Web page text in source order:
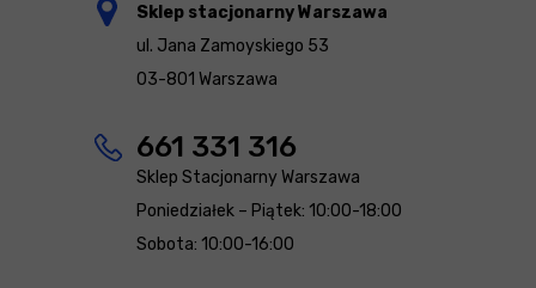
Sklep stacjonarny Warszawa
ul. Jana Zamoyskiego 53
03-801 Warszawa
661 331 316
Sklep Stacjonarny Warszawa
Poniedziałek – Piątek: 10:00-18:00
Sobota: 10:00-16:00